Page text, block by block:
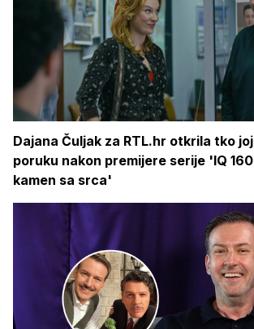
Dajana Čuljak za RTL.hr otkrila tko
poruku nakon premijere serije 'IQ
kamen sa srca'